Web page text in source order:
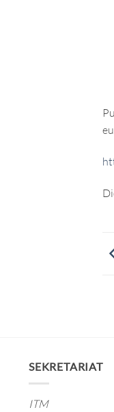
SEKRETARIAT
ITM